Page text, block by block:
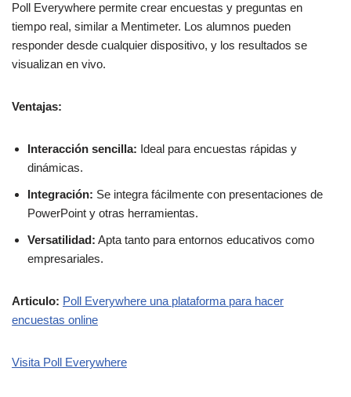
Poll Everywhere permite crear encuestas y preguntas en
tiempo real, similar a Mentimeter. Los alumnos pueden
responder desde cualquier dispositivo, y los resultados se
visualizan en vivo.
Ventajas:
Interacción sencilla: Ideal para encuestas rápidas y
dinámicas.
Integración: Se integra fácilmente con presentaciones de
PowerPoint y otras herramientas.
Versatilidad: Apta tanto para entornos educativos como
empresariales.
Articulo: Poll Everywhere una plataforma para hacer
encuestas online
Visita Poll Everywhere